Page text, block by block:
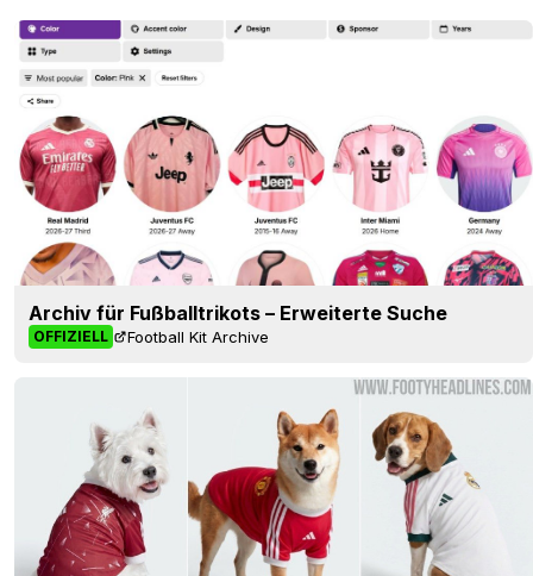
Archiv für Fußballtrikots – Erweiterte Suche
OFFIZIELL Football Kit Archive